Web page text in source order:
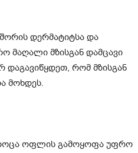
დერმატიტსა და
მაღალი მზისგან დამცავი
დაგავიწყდეთ, რომ მზისგან
მოხდეს.
ოფლის გამოყოფა უფრო